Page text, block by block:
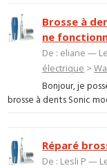
Brosse à
ne
De : eliane —
électrique >
Bonjour, je
brosse à dents Sonic
Réparé
De : Lesli P —